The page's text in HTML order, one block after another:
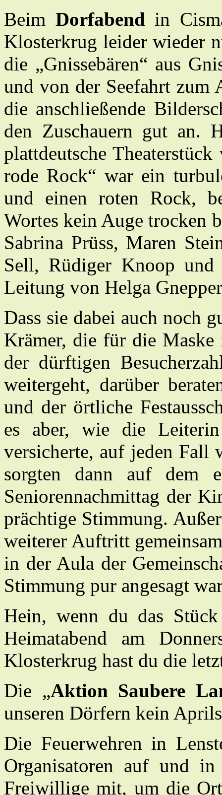
Beim Dorfabend in
Klosterkrug leider wieder
die „Gnissebären“ aus
und von der Seefahrt
die anschließende
den Zuschauern gut an.
plattdeutsche
rode Rock“ war ein
und einen roten Rock,
Wortes kein Auge trocken
Sabrina Prüss, Maren
Sell, Rüdiger Knoop
Leitung von Helga
Dass sie dabei auch noch
Krämer, die für die Maske
der dürftigen
weitergeht, darüber
und der örtliche
es aber, wie die
versicherte, auf jeden Fall
sorgten dann auf dem
Seniorennachmittag der
prächtige Stimmung.
weiterer Auftritt
in der Aula der
Stimmung pur angesagt
Hein, wenn du das
Heimatabend am
Klosterkrug hast du die
Die „Aktion Saubere
unseren Dörfern kein
Die Feuerwehren in
Organisatoren auf und
Freiwillige mit, um die